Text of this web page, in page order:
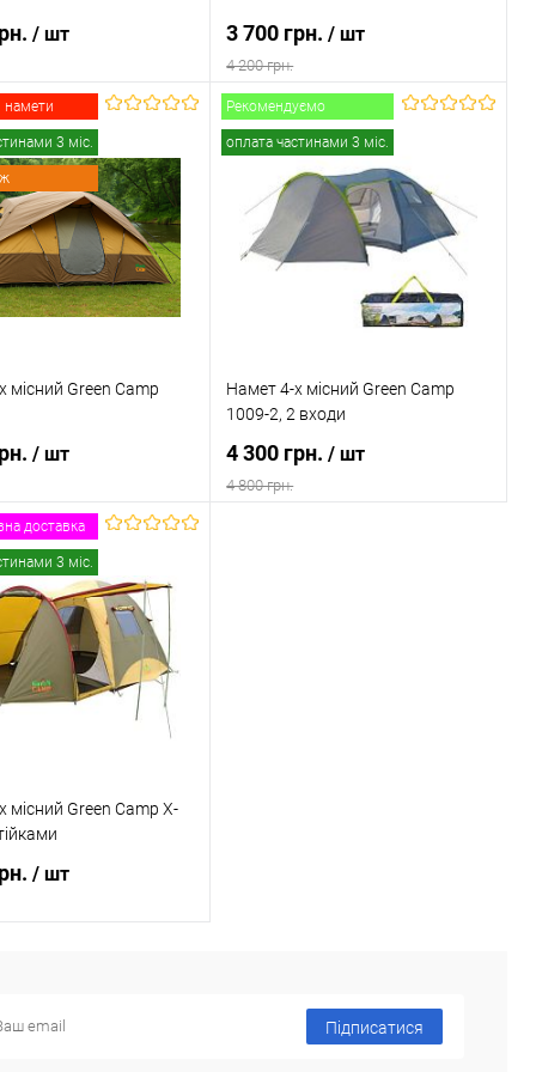
/ шт
В кошик
в 1 клік Порівняння
В наявності
3 700 грн./ шт
4 200 грн.
В кошик
Купити в 1 клік Порівняння
В обране В наявності
намети
3 міс.
місний Green Camp
/ шт
В кошик
в 1 клік Порівняння
В наявності
Рекомендуємо
оплата частинами 3 міс.
Намет 4-х місний Green Camp
1009-2, 2 входи
4 300 грн./ шт
4 800 грн.
доставка
3 міс.
місний Green Camp X-
/ шт
в 1 клік Підписатися